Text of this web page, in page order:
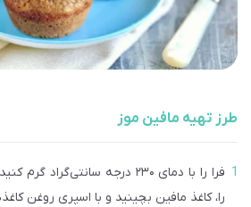
طرز تهیه مافین موز
را، کاغذ مافین بچینید و با اسپری روغن